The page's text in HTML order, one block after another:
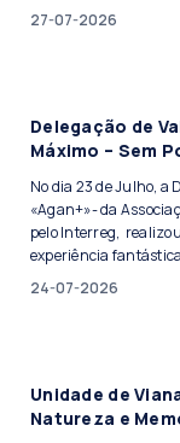
27-07-2026
Delegação de
Máximo – Sem
No dia 23 de Julho, a
«Agan+»- da
pelo Interreg,
experiência
24-07-2026
Unidade de
Natureza e